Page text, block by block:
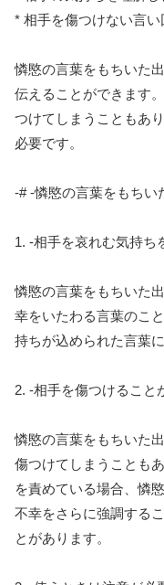
* 相手を傷つけない言い
憐愍の言葉をもちいた
伝えることができます
つけてしまうこともあ
必要です。
-# -憐愍の言葉をもちい
1. -相手を哀れむ気持ち
憐愍の言葉をもちいた
幸をいたわる言葉のこ
持ちが込められた言葉に
2. -相手を傷つけること
憐愍の言葉をもちいた
傷つけてしまうことも
を責めている場合、憐
不幸をさらに強調する
とがあります。